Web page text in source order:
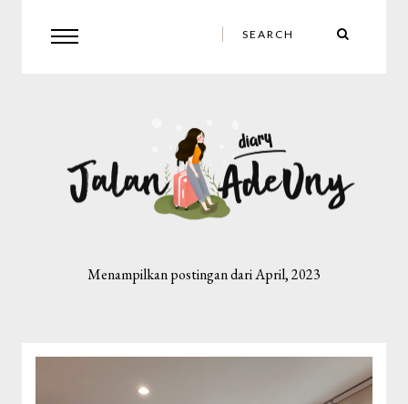
Menampilkan postingan dari April, 2023